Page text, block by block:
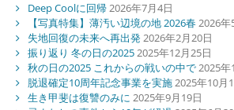
Deep Coolに回帰2026年7月4日
【写真特集】薄汚い辺境の地 2026春2026年
失地回復の未来へ再出発2026年2月20日
振り返り 冬の日の20252025年12月25日
秋の日の2025 これからの戦いの中で2025年
脱退確定10周年記念事業を実施2025年10月
生き甲斐は復讐のみに 2025年9月19日